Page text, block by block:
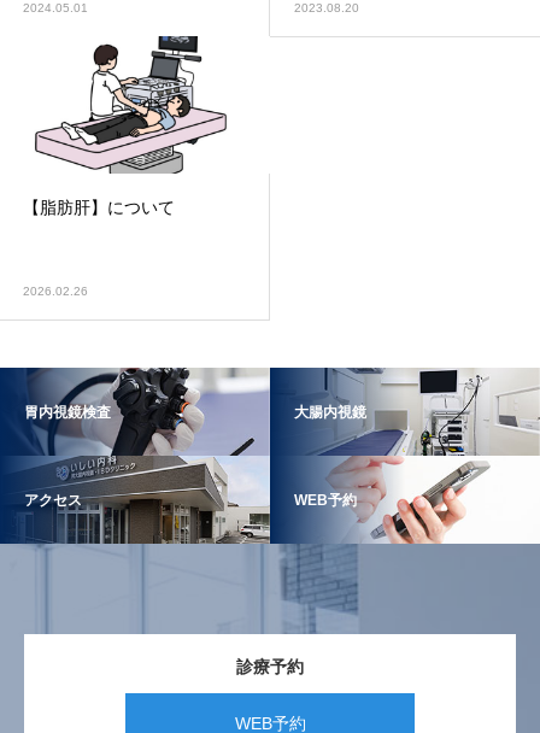
2024.05.01 2023.08.20
【脂肪肝】について
2026.02.26
胃内視鏡検査 大腸内視鏡
アクセス WEB予約
診療予約
WEB予約